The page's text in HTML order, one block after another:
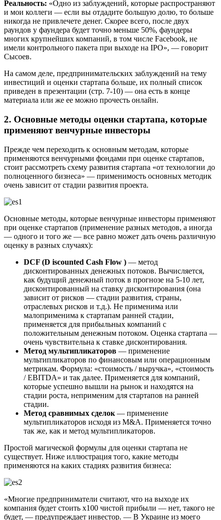
Реальность: «Одно из заблуждений, которые распространяют
и мои коллеги — если вы отдадите большую долю, то больше
никогда не привлечете денег. Скорее всего, после двух
раундов у фаундера будет точно меньше 50%, фаундеры
многих крупнейших компаний, в том числе Facebook, не
имели контрольного пакета при выходе на IPO», — говорит
Сысоев.
На самом деле, предпринимательских заблуждений на тему
инвестиций и оценки стартапа больше, их полный список
приведен в презентации (стр. 7-10) — она есть в конце
материала или же ее можно прочесть онлайн.
2. Основные методы оценки стартапа, которые
применяют венчурные инвесторы
Прежде чем переходить к основным методам, которые
применяются венчурными фондами при оценке стартапов,
стоит рассмотреть схему развития стартапа «от технологии до
полноценного бизнеса» — применимость основных методик
очень зависит от стадии развития проекта.
Основные методы, которые венчурные инвесторы применяют
при оценке стартапов (применение разных методов, а иногда
— одного и того же — все равно может дать очень различную
оценку в разных случаях):
DCF (D iscounted Cash Flow ) — метод
дисконтированных денежных потоков. Вычисляется,
как будущий денежный поток в прогнозе на 5-10 лет,
дисконтированный на ставку дисконтирования (она
зависит от рисков — стадии развития, страны,
отраслевых рисков и т.д.). Не применима или
малоприменима к стартапам ранней стадии,
применяется для прибыльных компаний с
положительным денежным потоком. Оценка стартапа —
очень чувствительна к ставке дисконтирования.
Метод мультипликаторов — применение
мультипликаторов по финансовым или операционным
метрикам. Формула: «стоимость / выручка», «стоимость
/ EBITDA» и так далее. Применяется для компаний,
которые успешно вышли на рынок и находятся на
стадии роста, неприменим для стартапов на ранней
стадии.
Метод сравнимых сделок — применение
мультипликаторов исходя из M&A. Применяется точно
так же, как и метод мультипликаторов.
Простой магической формулы для оценки стартапа не
существует. Ниже иллюстрация того, какие методы
применяются на каких стадиях развития бизнеса:
«Многие предприниматели считают, что на выходе их
компания будет стоить х100 чистой прибыли — нет, такого не
будет, — предупреждает инвестор. — В Украине из моего